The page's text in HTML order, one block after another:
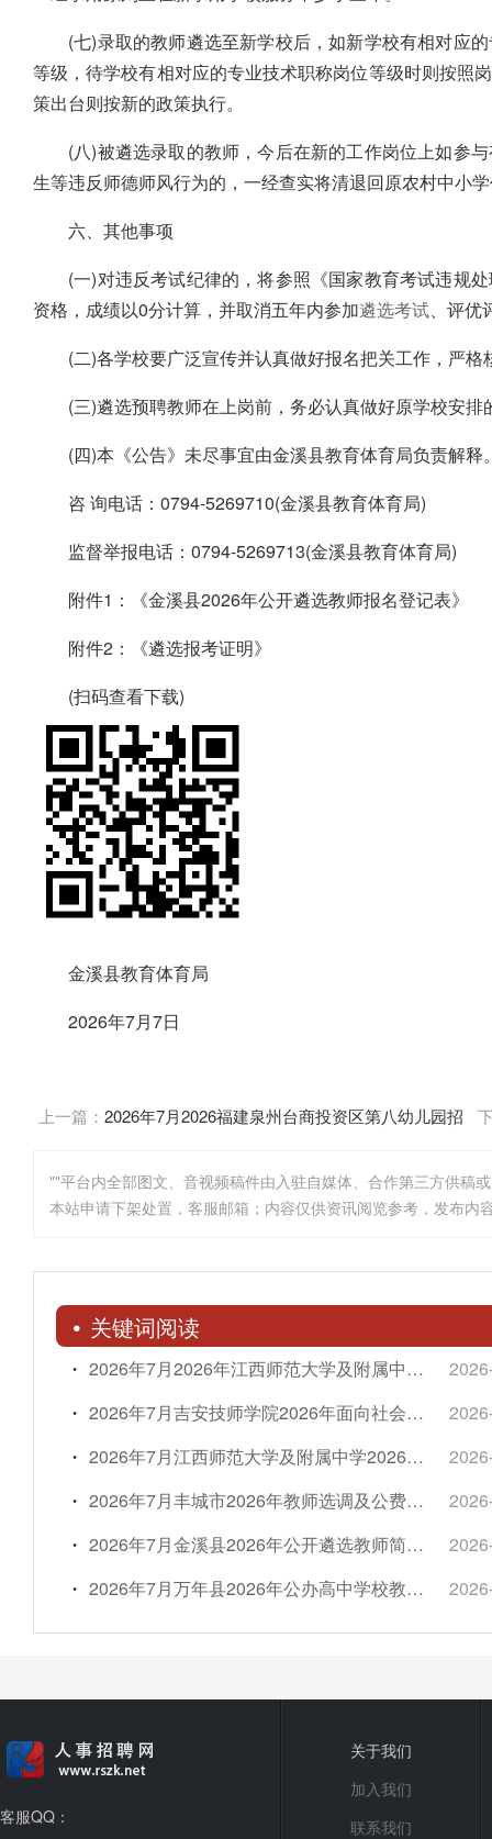
(七)录取的教师遴选至新学校后，如新学校有相对应
等级，待学校有相对应的专业技术职称岗位等级时则按照
策出台则按新的政策执行。
(八)被遴选录取的教师，今后在新的工作岗位上如参
生等违反师德师风行为的，一经查实将清退回原农村中小
六、其他事项
(一)对违反考试纪律的，将参照《国家教育考试违规
资格，成绩以0分计算，并取消五年内参加遴选考试、评优
(二)各学校要广泛宣传并认真做好报名把关工作，严
(三)遴选预聘教师在上岗前，务必认真做好原学校安排
(四)本《公告》未尽事宜由金溪县教育体育局负责解释
咨 询电话：0794-5269710(金溪县教育体育局)
监督举报电话：0794-5269713(金溪县教育体育局)
附件1：《金溪县2026年公开遴选教师报名登记表》
附件2：《遴选报考证明》
(扫码查看下载)
金溪县教育体育局
2026年7月7日
上一篇： 2026年7月2026福建泉州台商投资区第八幼儿园招
""平台内全部图文、音视频稿件由入驻自媒体、合作第三方供稿
本站申请下架处置，客服邮箱；内容仅供资讯阅览参考，发布
关键词阅读
2026年7月2026年江西师范大学及附属中学招聘工作人员15人简章
2026年7月吉安技师学院2026年面向社会公开招聘非编教师笔试延期简章
2026年7月江西师范大学及附属中学2026年公开招聘工作人员简章【15人】
2026年7月丰城市2026年教师选调及公费师范生安置考试简章【233人】
2026年7月金溪县2026年公开遴选教师简章【59人】
2026年7月万年县2026年公办高中学校教师选聘补充简章
客服QQ：
关于我们
加入我们
联系我们